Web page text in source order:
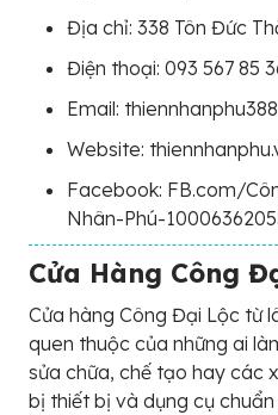
Địa chỉ: 338 Tôn Đức
Điện thoại: 093 567 85
Email:
Website:
Facebook: FB.com/
Nhân-Phú-
Cửa Hàng Công
Cửa hàng Công Đại Lộc từ
quen thuộc của những ai
sửa chữa, chế tạo hay các
bị thiết bị và dụng cụ